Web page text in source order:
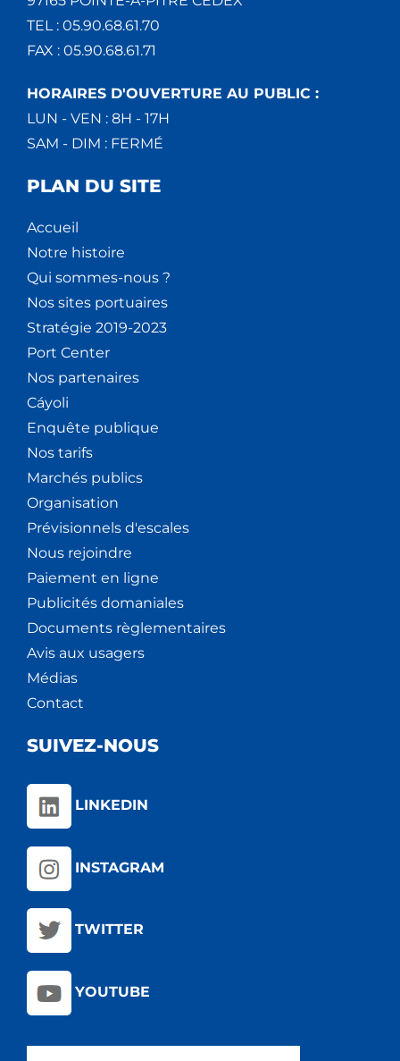
TEL : 05.90.68.61.70
FAX : 05.90.68.61.71
HORAIRES D'OUVERTURE AU PUBLIC :
LUN - VEN : 8H - 17H
SAM - DIM : FERMÉ
PLAN DU SITE
Accueil
Notre histoire
Qui sommes-nous ?
Nos sites portuaires
Stratégie 2019-2023
Port Center
Nos partenaires
Cáyoli
Enquête publique
Nos tarifs
Marchés publics
Organisation
Prévisionnels d'escales
Nous rejoindre
Paiement en ligne
Publicités domaniales
Documents règlementaires
Avis aux usagers
Médias
Contact
SUIVEZ-NOUS
LINKEDIN
INSTAGRAM
TWITTER
YOUTUBE